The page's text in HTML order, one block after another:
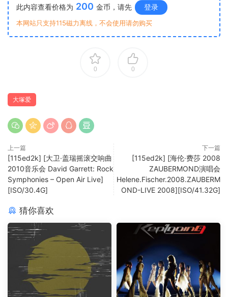
此内容查看价格为 200 金币，请先 登录
本网站只支持115磁力离线，不会使用请勿购买
0 0
大塚爱
上一篇
[115ed2k] [大卫·盖瑞摇滚交响曲
2010音乐会 David Garrett: Rock
Symphonies – Open Air Live]
[ISO/30.4G]
下一篇
[115ed2k] [海伦·费莎 2008
ZAUBERMOND演唱会
Helene.Fischer.2008.ZAUBERM
OND-LIVE 2008][ISO/41.32G]
猜你喜欢